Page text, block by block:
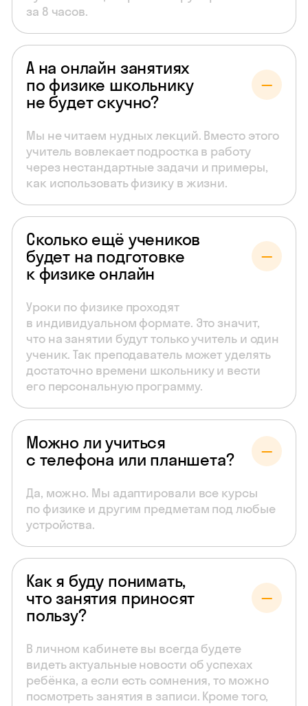
за 8 часов.
А на онлайн занятиях
по физике школьнику
не будет скучно?
Мы не читаем нудных лекций. Вместо этого
учитель вовлекает подростка в работу
через нестандартные задачи и примеры,
как использовать физику в жизни.
Сколько ещё учеников
будет на подготовке
к физике онлайн
Уроки по физике проходят
в индивидуальном формате. Это значит,
что на занятии будут только учитель и один
ученик. Так преподаватель может уделять
достаточно времени школьнику и вести
его персональную программу.
Можно ли учиться
с телефона или планшета?
Да, можно. Мы адаптировали все курсы
по физике и другим предметам под любые
устройства.
Как я буду понимать,
что занятия приносят
пользу?
В личном кабинете вы всегда будете
видеть актуальные новости об успехах
ребёнка, а если есть сомнения, то можно
посмотреть занятия в записи. Кроме того,